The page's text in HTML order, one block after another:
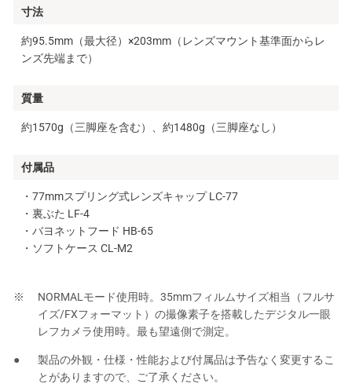
寸法
約95.5mm（最大径）×203mm（レンズマウント基準面からレ
ンズ先端まで）
質量
約1570g（三脚座を含む）、約1480g（三脚座なし）
付属品
・77mmスプリング式レンズキャップ LC-77
・裏ぶた LF-4
・バヨネットフード HB-65
・ソフトケース CL-M2
NORMALモード使用時。35mmフィルムサイズ相当（フルサ
イズ/FXフォーマット）の撮像素子を搭載したデジタル一眼
レフカメラ使用時。最も望遠側で測定。
製品の外観・仕様・性能および付属品は予告なく変更するこ
とがありますので、ご了承ください。